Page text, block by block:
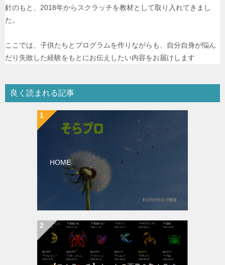
針のもと、2018年からスクラッチを教材として取り入れてきまし
た。
ここでは、子供たちとプログラムを作りながらも、自分自身が悩ん
だり失敗した経験をもとにお伝えしたい内容をお届けします
良く読まれる記事
HOME